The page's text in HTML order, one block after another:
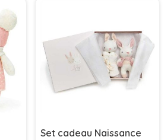
Set cadeau Naissance